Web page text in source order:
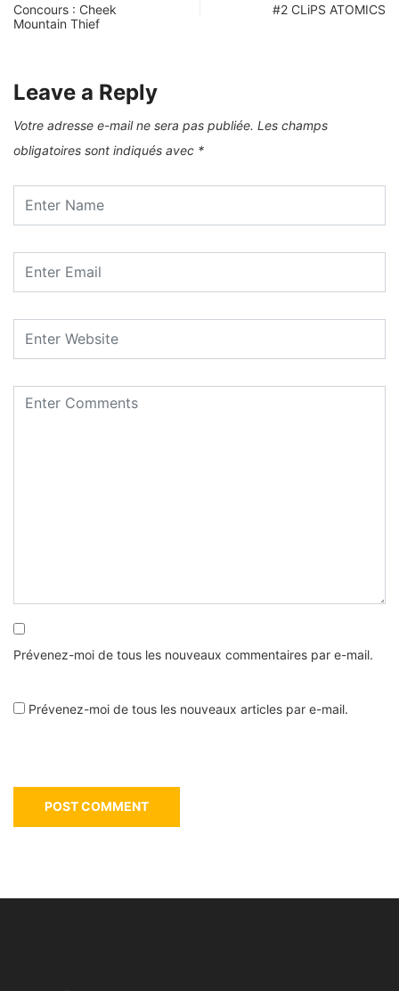
Concours : Cheek
Mountain Thief
#2 CLiPS ATOMICS
Leave a Reply
Votre adresse e-mail ne sera pas publiée. Les champs
obligatoires sont indiqués avec *
Prévenez-moi de tous les nouveaux commentaires par e-mail.
Prévenez-moi de tous les nouveaux articles par e-mail.